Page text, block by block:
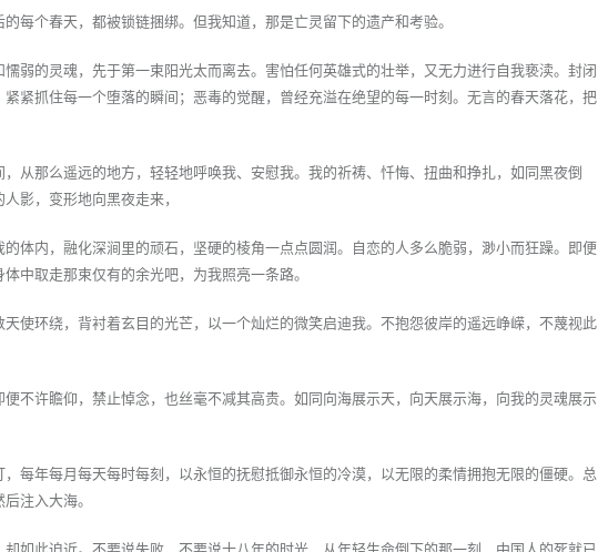
每个春天，都被锁链捆绑。但我知道，那是亡灵留下的遗产和考验。
弱的灵魂，先于第一束阳光太而离去。害怕任何英雄式的壮举，又无力进行自我亵渎。封闭
紧抓住每一个堕落的瞬间；恶毒的觉醒，曾经充溢在绝望的每一时刻。无言的春天落花，把
从那么遥远的地方，轻轻地呼唤我、安慰我。我的祈祷、忏悔、扭曲和挣扎，如同黑夜倒
影，变形地向黑夜走来，
体内，融化深涧里的顽石，坚硬的棱角一点点圆润。自恋的人多么脆弱，渺小而狂躁。即便
中取走那束仅有的余光吧，为我照亮一条路。
使环绕，背衬着玄目的光芒，以一个灿烂的微笑启迪我。不抱怨彼岸的遥远峥嵘，不蔑视此
不许瞻仰，禁止悼念，也丝毫不减其高贵。如同向海展示天，向天展示海，向我的灵魂展示
每年每月每天每时每刻，以永恒的抚慰抵御永恒的冷漠，以无限的柔情拥抱无限的僵硬。总
注入大海。